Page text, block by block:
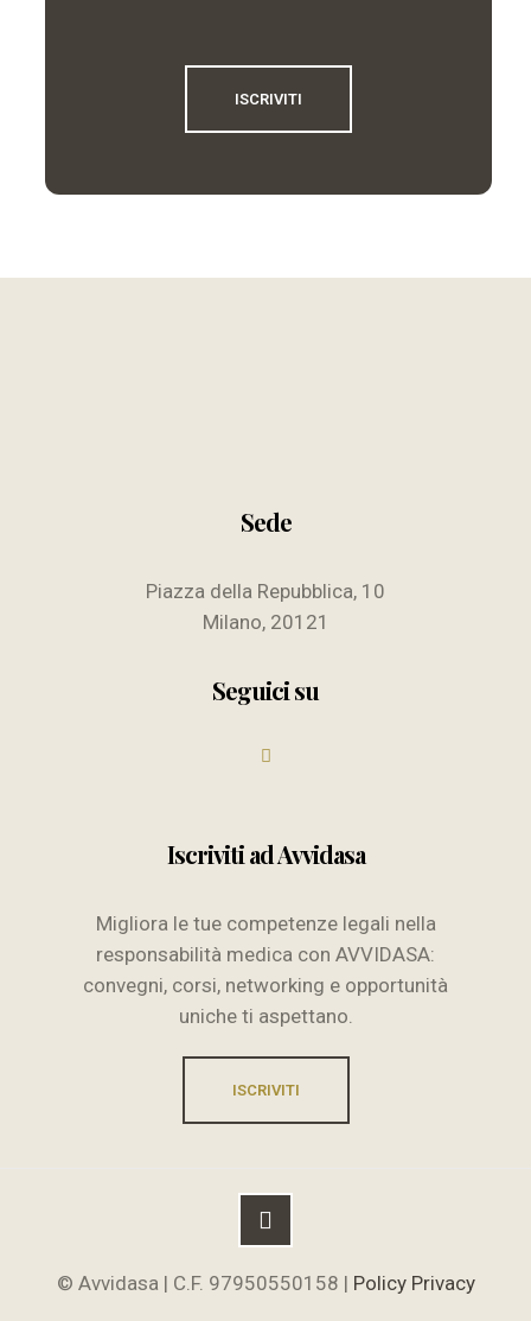
ISCRIVITI
Sede
Piazza della Repubblica, 10
Milano, 20121
Seguici su
Iscriviti ad Avvidasa
Migliora le tue competenze legali nella
responsabilità medica con AVVIDASA:
convegni, corsi, networking e opportunità
uniche ti aspettano.
ISCRIVITI
© Avvidasa | C.F. 97950550158 | Policy Privacy